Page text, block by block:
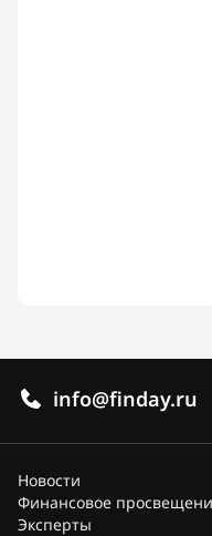
info@finday.ru
Новости
Финансовое
Эксперты